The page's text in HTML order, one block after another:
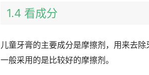
1.4 看成分
儿童牙膏的主要成分是摩擦剂，用来去
一般采用的是比较好的摩擦剂。